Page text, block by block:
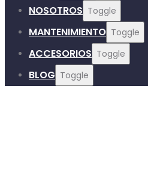
NOSOTROS Toggle
MANTENIMIENTO Toggle
ACCESORIOS Toggle
BLOG Toggle